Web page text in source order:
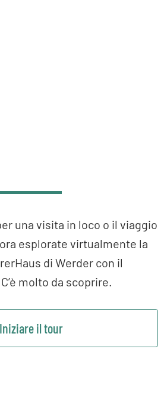
una visita in loco o il viaggio
esplorate virtualmente la
di Werder con il
molto da scoprire.
Iniziare il tour